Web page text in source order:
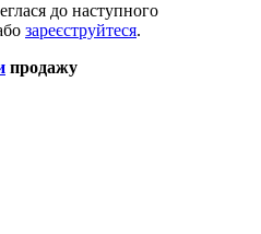
до наступного
зареєструйтеся.
продажу